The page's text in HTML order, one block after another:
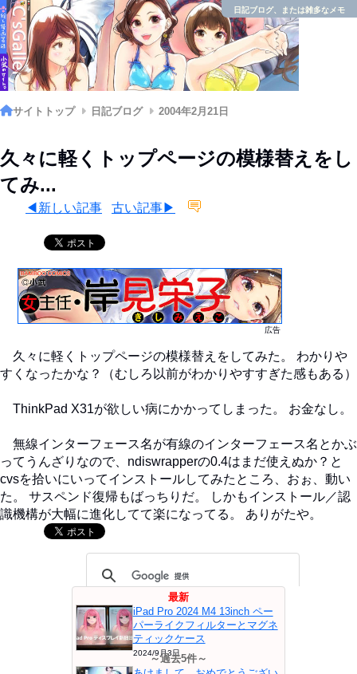
日記ブログ、または雑多なメモ
サイトトップ 日記ブログ 2004年2月21日
久々に軽くトップページの模様替えをし
てみ...
◀新しい記事 古い記事▶
広告
久々に軽くトップページの模様替えをしてみた。 わかりや
すくなったかな？（むしろ以前がわかりやすすぎた感もある）
ThinkPad X31が欲しい病にかかってしまった。 お金なし。
無線インターフェース名が有線のインターフェース名とかぶ
ってうんざりなので、ndiswrapperの0.4はまだ使えぬか？と
cvsを拾いにいってインストールしてみたところ、おぉ、動い
た。 サスペンド復帰もばっちりだ。 しかもインストール／認
識機構が大幅に進化してて楽になってる。 ありがたや。
最新
iPad Pro 2024 M4 13inch ペー
パーライクフィルターとマグネ
ティックケース
2024/9月3日
～過去5件～